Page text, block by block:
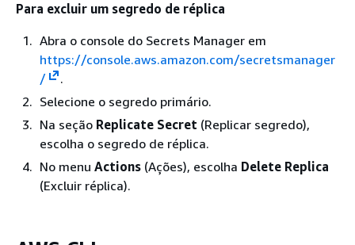
Para excluir um segredo de réplica
Abra o console do Secrets Manager em
https://console.aws.amazon.com/secretsmanager
/
.
Selecione o segredo primário.
Na seção Replicate Secret (Replicar segredo),
escolha o segredo de réplica.
No menu Actions (Ações), escolha Delete Replica
(Excluir réplica).